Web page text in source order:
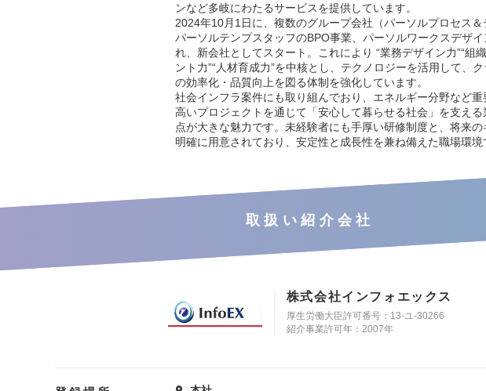
ンなど多岐にわたるサービスを提供しています。
2024年10月1日に、複数のグループ会社（パーソルプロセス
パーソルテンプスタッフのBPO事業、パーソルワークスデザ
れ、新会社としてスタート。これにより “業務デザイン力”“組
ント力”“人材育成力”を中核とし、テクノロジーを活用して、
の効率化・品質向上を図る体制を強化しています。
社会インフラ案件にも取り組んでおり、エネルギー分野など
高いプロジェクトを通じて「安心して暮らせる社会」を支え
点が大きな魅力です。未経験者にも手厚い研修制度と、将来
明確に用意されており、安定性と成長性を兼ね備えた職場環境
取扱い紹介会社
株式会社インフォエックス
厚生労働大臣許可番号：13-ユ-30266
紹介事業許可年：2007年